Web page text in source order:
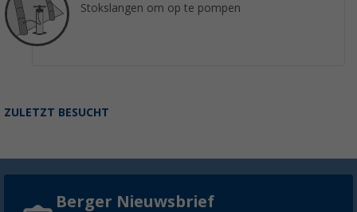
Stokslangen om op te pompen
ZULETZT BESUCHT
Berger Nieuwsbrief